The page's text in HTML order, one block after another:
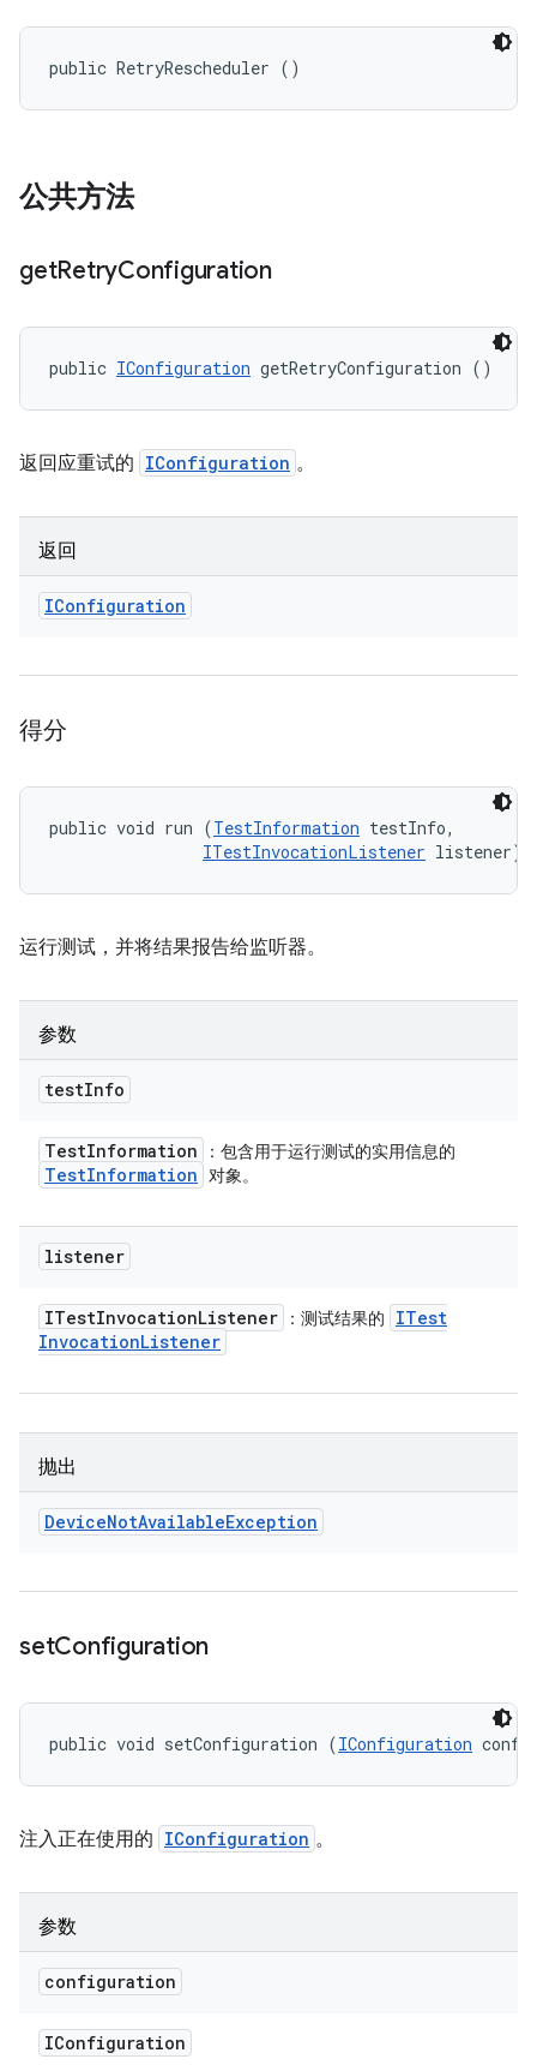
public RetryRescheduler ()
公共方法
getRetryConfiguration
public IConfiguration getRetryConfiguration ()
返回应重试的 IConfiguration 。
返回
IConfiguration
得分
public void run (TestInformation testInfo,
ITestInvocationListener listener)
运行测试，并将结果报告给监听器。
参数
testInfo
TestInformation ：包含用于运行测试的实用信息的
TestInformation 对象。
listener
ITestInvocationListener ：测试结果的
ITest
InvocationListener
抛出
DeviceNotAvailableException
setConfiguration
public void setConfiguration (IConfiguration
注入正在使用的 IConfiguration 。
参数
configuration
IConfiguration